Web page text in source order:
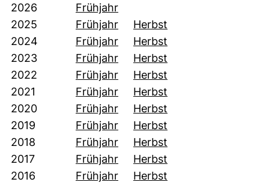
2026
2025
2024
2023
2022
2021
2020
2019
2018
2017
2016
Frühjahr(öffnet neues Fenster).
Frühjahr(öffnet neues Fenster).
Herbst
Frühjahr(öffnet neues Fenster).
Herbst
Frühjahr(öffnet neues Fenster).
Herbst
Frühjahr(öffnet neues Fenster).
Herbst
Frühjahr(öffnet neues Fenster).
Herbst
Frühjahr(öffnet neues Fenster).
Herbst
Frühjahr(öffnet neues Fenster).
Herbst
Frühjahr(öffnet neues Fenster).
Herbst
Frühjahr(öffnet neues Fenster).
Herbst
Frühjahr(öffnet neues Fenster).
Herbst